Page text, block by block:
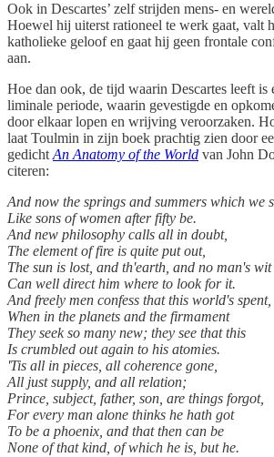
Ook in Descartes’ zelf strijden mens- en
Hoewel hij uiterst rationeel te werk gaat, valt
katholieke geloof en gaat hij geen frontale
aan.
Hoe dan ook, de tijd waarin Descartes leeft is
liminale periode, waarin gevestigde en
door elkaar lopen en wrijving veroorzaken.
laat Toulmin in zijn boek prachtig zien door
gedichtAn Anatomy of the World van John
citeren:
And now the springs and summers which we
Like sons of women after fifty be.
And new philosophy calls all in doubt,
The element of fire is quite put out,
The sun is lost, and th'earth, and no man's wit
Can well direct him where to look for it.
And freely men confess that this world's spent,
When in the planets and the firmament
They seek so many new; they see that this
Is crumbled out again to his atomies.
'Tis all in pieces, all coherence gone,
All just supply, and all relation;
Prince, subject, father, son, are things forgot,
For every man alone thinks he hath got
To be a phoenix, and that then can be
None of that kind, of which he is, but he.